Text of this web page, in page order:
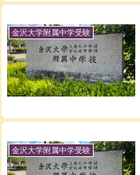
金沢大学附属中学受験
金沢大学附属中学受験